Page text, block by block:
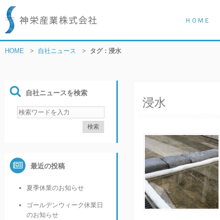
ＨＯＭＥ
HOME > 自社ニュース > タグ : 浸水
浸水
自社ニュースを検索
最近の投稿
夏季休業のお知らせ
ゴールデンウィーク休業日
のお知らせ